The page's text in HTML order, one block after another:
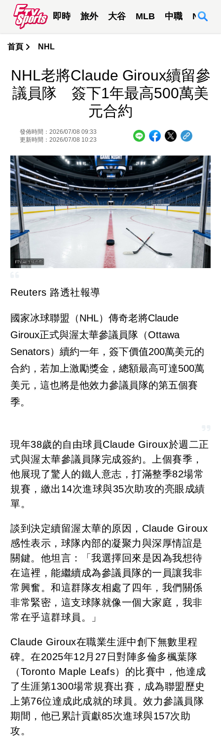
即時 旅外 大谷 MLB 中職 NBA
首頁 NHL
NHL老將Claude Giroux續留參
議員隊 簽下1年最高500萬美
元合約
發佈時間：2026/07/08 09:33
更新時間：2026/07/08 10:23
Reuters 路透社報導
國家冰球聯盟（NHL）傳奇老將Claude
Giroux正式與渥太華參議員隊（Ottawa
Senators）續約一年，簽下價值200萬美元的
合約，若加上激勵獎金，總額最高可達500萬
美元，這也將是他效力參議員隊的第五個賽
季。
現年38歲的自由球員Claude Giroux於週二正
式與渥太華參議員隊完成簽約。上個賽季，
他展現了驚人的鐵人意志，打滿整季82場常
規賽，繳出14次進球與35次助攻的亮眼成績
單。
談到決定續留渥太華的原因，Claude Giroux
感性表示，球隊內部的凝聚力與深厚情誼是
關鍵。他坦言：「我選擇回來是因為我想待
在這裡，能繼續成為參議員隊的一員讓我非
常興奮。和這群隊友相處了四年，我們關係
非常緊密，這支球隊就像一個大家庭，我非
常在乎這群球員。」
Claude Giroux在職業生涯中創下無數里程
碑。在2025年12月27日對陣多倫多楓葉隊
（Toronto Maple Leafs）的比賽中，他達成
了生涯第1300場常規賽出賽，成為聯盟歷史
上第76位達成此成就的球員。效力參議員隊
期間，他已累計貢獻85次進球與157次助
攻。